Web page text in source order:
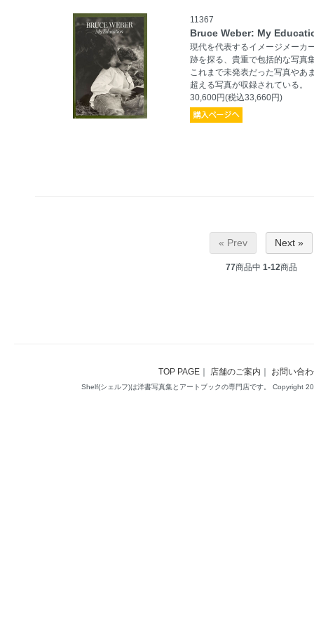
11367
Bruce Weber: My
現代を代表するイメージメーカ
跡を探る、貴重で包括的な写真
これまで未発表だった写真やあ
超える写真が収録されている。
30,600円(税込33,660円)
« Prev Next »
77商品中 1-12商品
TOP PAGE ｜ 店舗のご案内 ｜ お問い合
Shelf(シェルフ)は洋書写真集とアートブックの専門店です。 Copyright